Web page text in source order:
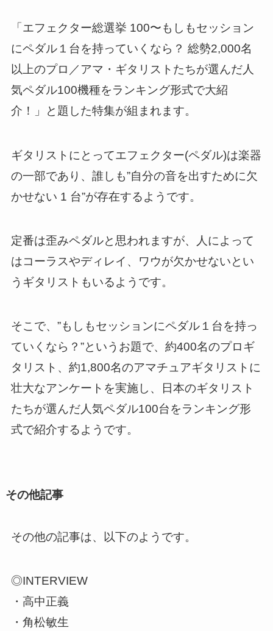
「エフェクター総選挙 100〜もしもセッション
にペダル１台を持っていくなら？ 総勢2,000名
以上のプロ／アマ・ギタリストたちが選んだ人
気ペダル100機種をランキング形式で大紹
介！」と題した特集が組まれます。
ギタリストにとってエフェクター(ペダル)は楽器
の一部であり、誰しも”自分の音を出すために欠
かせない 1 台”が存在するようです。
定番は歪みペダルと思われますが、人によって
はコーラスやディレイ、ワウが欠かせないとい
うギタリストもいるようです。
そこで、”もしもセッションにペダル１台を持っ
ていくなら？”というお題で、約400名のプロギ
タリスト、約1,800名のアマチュアギタリストに
壮大なアンケートを実施し、日本のギタリスト
たちが選んだ人気ペダル100台をランキング形
式で紹介するようです。
その他記事
その他の記事は、以下のようです。
◎INTERVIEW
・高中正義
・角松敏生